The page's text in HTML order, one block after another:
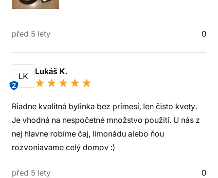
před 5 lety 0
LK
2
Lukáš K.
Riadne kvalitná bylinka bez prímesí, len čisto kvety.
Je vhodná na nespočetné množstvo použití. U nás z
nej hlavne robíme čaj, limonádu alebo ňou
rozvoniavame celý domov :)
před 5 lety 0